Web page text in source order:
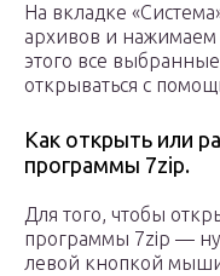
На вкладке
архивов и нажимаем
этого все
открываться с
Как открыть или
программы 7zip.
Для того, чтобы
программы 7zip —
левой кнопкой